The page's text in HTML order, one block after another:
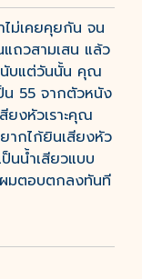
ม่เคยคุยกัน จน
ถวสามเสน แล้ว
บแต่วันนั้น คุณ
น 55 จากตัวหนัง
ยงหัวเราะคุณ
ากไก้ยินเสียงหัว
นน้ำเสียวแบบ
มตอบตกลงทันที